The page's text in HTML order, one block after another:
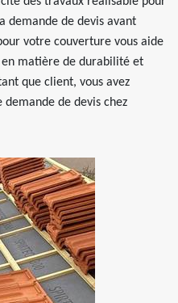
demande de devis avant
votre couverture vous aide
matière de durabilité et
que client, vous avez
de devis chez